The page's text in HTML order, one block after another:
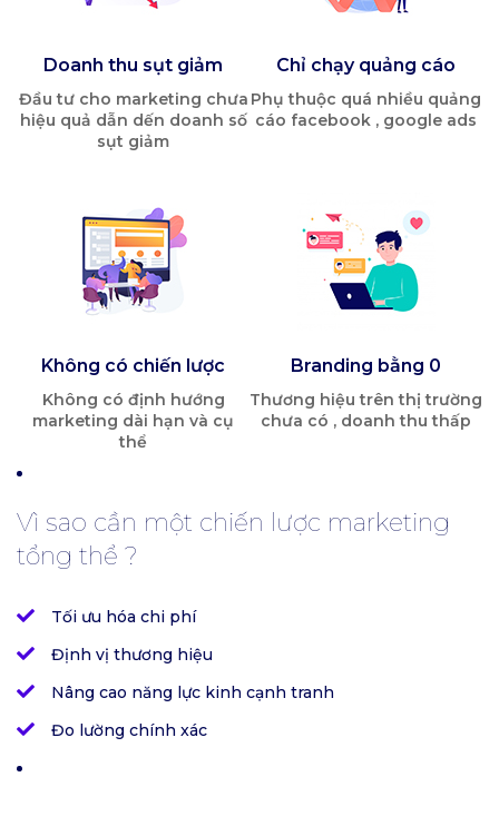
Doanh thu sụt giảm
Đầu tư cho marketing chưa
hiệu quả dẫn dến doanh số
sụt giảm
Chỉ chạy quảng cáo
Phụ thuộc quá nhiều quảng
cáo facebook , google ads
Không có chiến lược
Không có định hướng
marketing dài hạn và cụ
thể
Branding bằng 0
Thương hiệu trên thị trường
chưa có , doanh thu thấp
Vì sao cần một chiến lược marketing
tổng thể ?
Tối ưu hóa chi phí
Định vị thương hiệu
Nâng cao năng lực kinh cạnh tranh
Đo lường chính xác